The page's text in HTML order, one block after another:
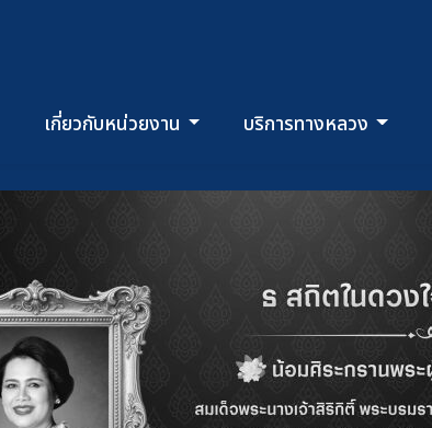
เกี่ยวกับหน่วยงาน บริการทางหลวง